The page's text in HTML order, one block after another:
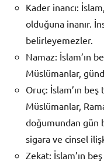
Kader inancı:
olduğuna inanır.
belirleyemezler.
Namaz: İslam’ın
Müslümanlar,
Oruç: İslam’ın
Müslümanlar,
doğumundan gün
sigara ve cinsel
Zekat: İslam’ın